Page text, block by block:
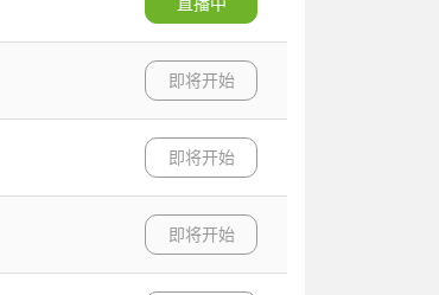
即将开始
即将开始
即将开始